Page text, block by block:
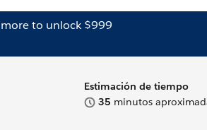
to unlock $999
Estimación de tiempo
35 minutos